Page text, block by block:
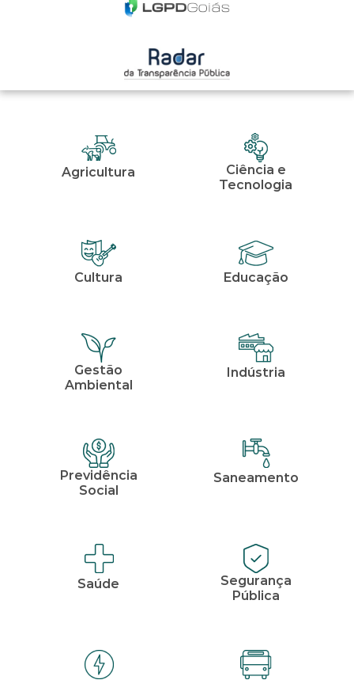
Agricultura
Ciência e
Tecnologia
Cultura Educação
Gestão
Ambiental
Indústria
Previdência
Social
Saneamento
Saúde
Segurança
Pública